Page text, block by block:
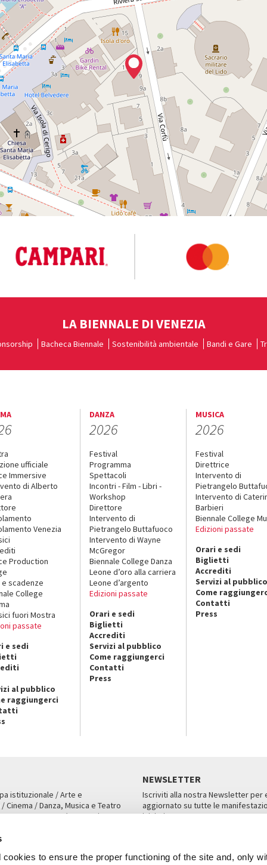
to ensure the proper functioning of the site and, only
LA BIENNALE DI VENEZIA
Bacheca Biennale Sostenibilità ambientale Bandi e Gare
ufficiale
Immersive
di Alberto
Venezia
Production
e scadenze
College
fuori Mostra
passate
e sedi
al pubblico
raggiungerci
DANZA
2026
Festival
Programma
Spettacoli
Incontri - Film - Libri -
Workshop
Direttore
Intervento di
Pietrangelo Buttafuoco
Intervento di Wayne
McGregor
Biennale College Danza
Leone d’oro alla carriera
Leone d’argento
Edizioni passate
Orari e sedi
Biglietti
Accrediti
Servizi al pubblico
Come raggiungerci
Contatti
Press
MUSICA
2026
Festival
Direttrice
Intervento di
Pietrangelo
Intervento di
Barbieri
Biennale College
Edizioni passate
Orari e sedi
Biglietti
Accrediti
Servizi al pubblico
Come
Contatti
Press
istituzionale / Arte e
Cinema / Danza, Musica e Teatro
San Marco 1364/A, Venezia
NEWSLETTER
Iscriviti alla nostra Newsletter per
aggiornato su tutte le
iniziative.